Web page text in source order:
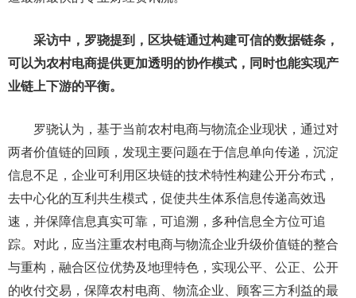
采访中，罗骁提到，区块链通过构建可信的数据链条，
可以为农村电商提供更加透明的协作模式，同时也能实现产
业链上下游的平衡。
罗骁认为，基于当前农村电商与物流企业现状，通过对
两者价值链的回顾，发现主要问题在于信息单向传递，沉淀
信息不足，企业可利用区块链的技术特性构建公开分布式，
去中心化的互利共生模式，促使共生体系信息传递高效迅
速，并保障信息真实可靠，可追溯，多种信息全方位可追
踪。对此，应当注重农村电商与物流企业升级价值链的整合
与重构，融合区位优势及地理特色，实现公平、公正、公开
的收付交易，保障农村电商、物流企业、顾客三方利益的最